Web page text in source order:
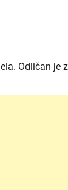
Odličan je